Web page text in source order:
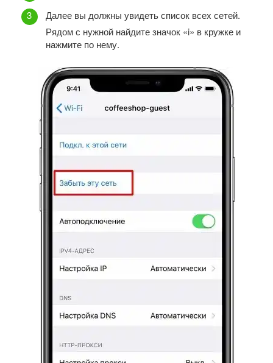
Далее вы должны увидеть список всех сетей.
Рядом с нужной найдите значок «i» в кружке и
нажмите по нему.